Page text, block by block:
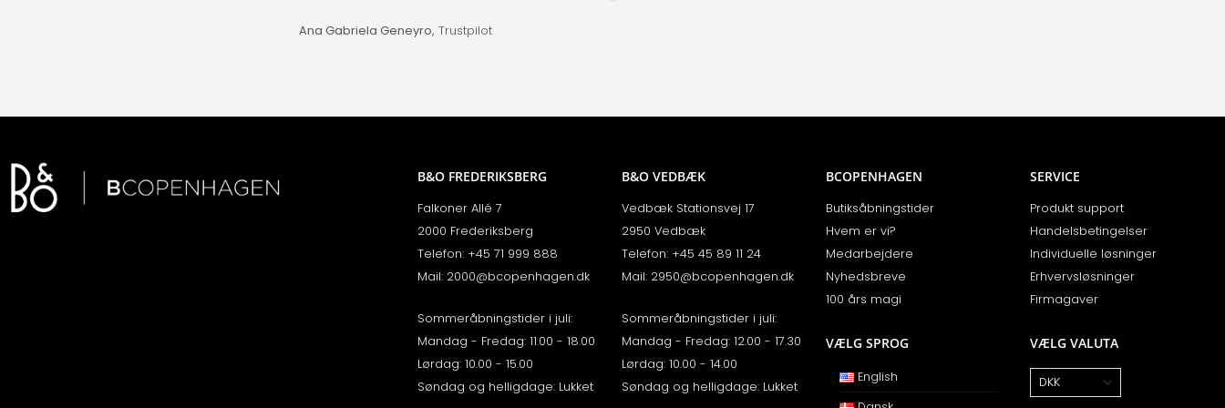
Ana Gabriela Geneyro, Trustpilot
B&O FREDERIKSBERG
Falkoner Allé 7
2000 Frederiksberg
Telefon: +45 71 999 888
Mail: 2000@bcopenhagen.dk
Sommeråbningstider i juli:
Mandag - Fredag: 11.00 - 18.00
Lørdag: 10.00 - 15.00
Søndag og helligdage: Lukket
B&O VEDBÆK
Vedbæk Stationsvej 17
2950 Vedbæk
Telefon: +45 45 89 11 24
Mail: 2950@bcopenhagen.dk
Sommeråbningstider i juli:
Mandag - Fredag: 12.00 - 17.30
Lørdag: 10.00 - 14.00
Søndag og helligdage: Lukket
BCOPENHAGEN
Butiksåbningstider
Hvem er vi?
Medarbejdere
Nyhedsbreve
100 års magi
VÆLG SPROG
English
SERVICE
Produkt support
Handelsbetingelser
Individuelle løsninger
Erhvervsløsninger
Firmagaver
VÆLG VALUTA